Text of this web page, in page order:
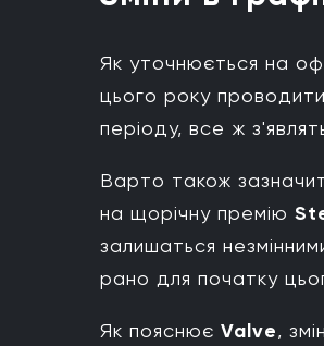
Як уточнюється на
цього року
періоду, все ж
Варто також
на щорічну премію
залишаться
рано для початку
Як пояснює Valve,